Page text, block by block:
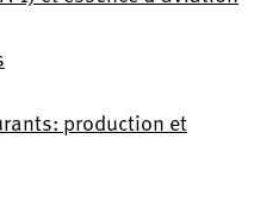
production et